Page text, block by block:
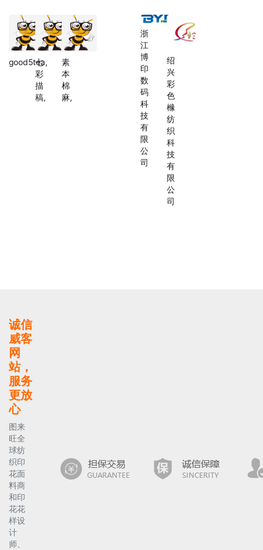
good5tea,
七
彩
描
稿,
素
本
棉
麻,
浙
江
博
印
数
码
科
技
有
限
公
司
绍
兴
彩
色
橼
纺
织
科
技
有
限
公
司
诚信
威客
网
站，
服务
更放
心
图来
旺全
球纺
织印
花面
料商
和印
花花
样设
计
师、